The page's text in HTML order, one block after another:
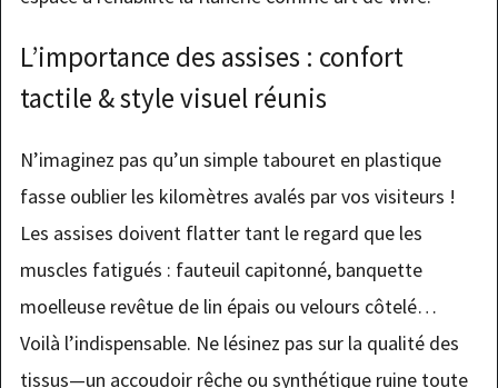
L’importance des assises : confort
tactile & style visuel réunis
N’imaginez pas qu’un simple tabouret en plastique
fasse oublier les kilomètres avalés par vos visiteurs !
Les assises doivent flatter tant le regard que les
muscles fatigués : fauteuil capitonné, banquette
moelleuse revêtue de lin épais ou velours côtelé…
Voilà l’indispensable. Ne lésinez pas sur la qualité des
tissus—un accoudoir rêche ou synthétique ruine toute